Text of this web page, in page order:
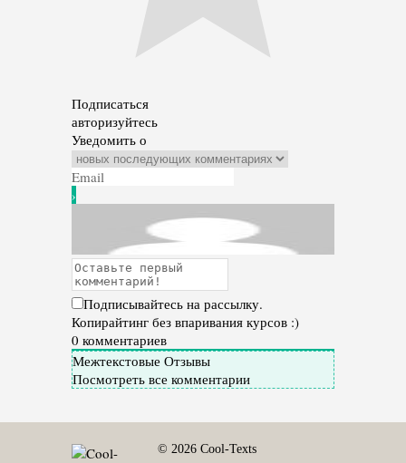
Подписаться
авторизуйтесь
Уведомить о
Подписывайтесь на рассылку.
Копирайтинг без впаривания курсов :)
0 комментариев
Межтекстовые Отзывы
Посмотреть все комментарии
© 2026 Cool-Texts